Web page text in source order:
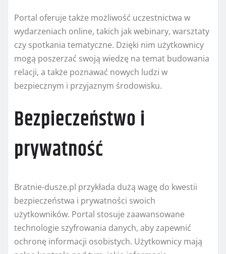
Portal oferuje także możliwość uczestnictwa w
wydarzeniach online, takich jak webinary, warsztaty
czy spotkania tematyczne. Dzięki nim użytkownicy
mogą poszerzać swoją wiedzę na temat budowania
relacji, a także poznawać nowych ludzi w
bezpiecznym i przyjaznym środowisku.
Bezpieczeństwo i
prywatność
Bratnie-dusze.pl przykłada dużą wagę do kwestii
bezpieczeństwa i prywatności swoich
użytkowników. Portal stosuje zaawansowane
technologie szyfrowania danych, aby zapewnić
ochronę informacji osobistych. Użytkownicy mają